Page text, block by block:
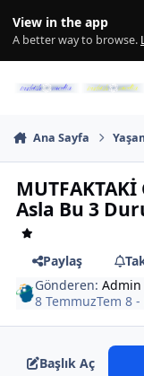
View in the app
A better way to browse.
Ana Sayfa
Asla Bu 3
Paylaş
Gönderen:Admin
8 TemmuzTem 8-
Başlık Aç